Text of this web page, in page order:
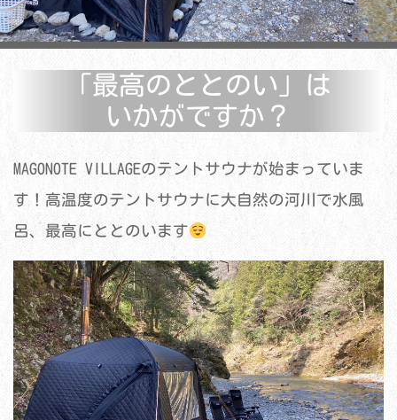
「最高のととのい」は
いかがですか？
MAGONOTE VILLAGEのテントサウナが始まっていま
す！高温度のテントサウナに大自然の河川で水風
呂、最高にととのいます